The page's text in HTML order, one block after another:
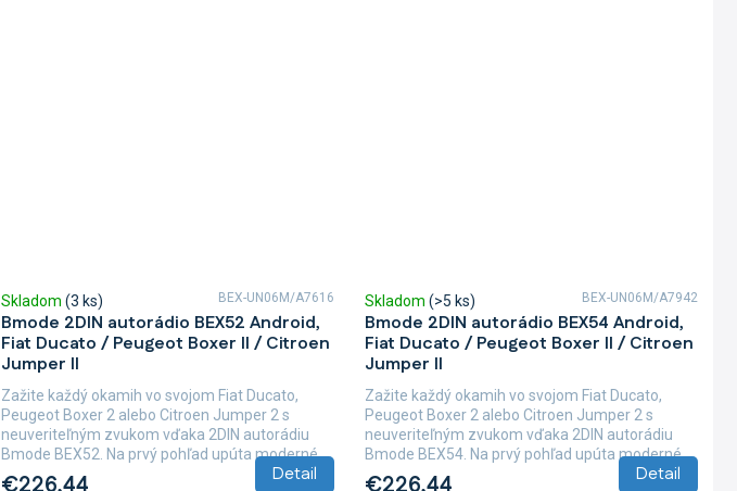
Bmode 2DIN autorádio BEX52 Android,
Fiat Ducato / Peugeot Boxer II / Citroen
Jumper II
Skladom (3 ks)
Detail
Zažite každý okamih vo svojom Fiat Ducato,
Peugeot Boxer 2 alebo Citroen Jumper 2 s
neuveriteľným zvukom vďaka 2DIN autorádiu
Bmode BEX52. Na prvý pohľad upúta moderné...
BEX-UN06M/A7616
Bmode 2DIN autorádio BEX54 Android,
Fiat Ducato / Peugeot Boxer II / Citroen
Jumper II
Skladom (>5 ks)
Detail
Zažite každý okamih vo svojom Fiat Ducato,
Peugeot Boxer 2 alebo Citroen Jumper 2 s
neuveriteľným zvukom vďaka 2DIN autorádiu
Bmode BEX54. Na prvý pohľad upúta moderné...
BEX-UN06M/A7942